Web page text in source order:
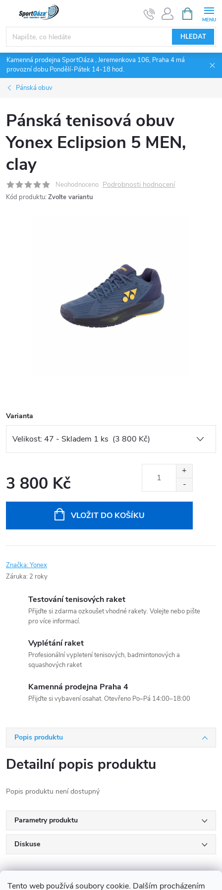
Tento web používá soubory cookie. Dalším procházením
obsah
HLEDAT
NÁKUPNÍ
KOŠÍK
Kamenná prodejna SportOáza , Jeremenkova 106, Praha 4 má
provozní dobu Pondělí-Pátek 14-18 hod.
Pánská obuv
Pánská tenisová obuv
Yonex Eclipsion 5 MEN,
clay
Neohodnoceno Podrobnosti hodnocení
Kód produktu: Zvolte variantu
Varianta
3 800 Kč
VLOŽIT DO KOŠÍKU
Značka:Yonex
Záruka: 2 roky
Testování tenisových raket
Přijďte si zdarma ozkoušet vhodné rakety. Volejte nebo pište
pro více informací.
Vyplétání raket
Profesionální vypletení tenisových, badmintonových a
squashových raket
Kamenná prodejna Praha 4
Přijďte si vybavení osahat. Otevřeno Po–Pá 14:00–18:00
Popis produktu
Detailní popis produktu
Popis produktu není dostupný
Parametry produktu
Diskuse